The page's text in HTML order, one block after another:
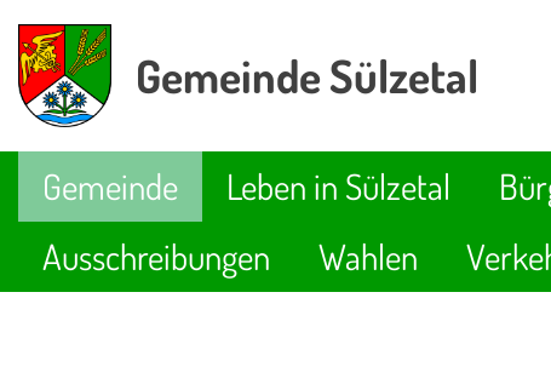
Gemeinde Sülzetal
Gemeinde Leben in Sülzetal
Ausschreibungen
Wahlen